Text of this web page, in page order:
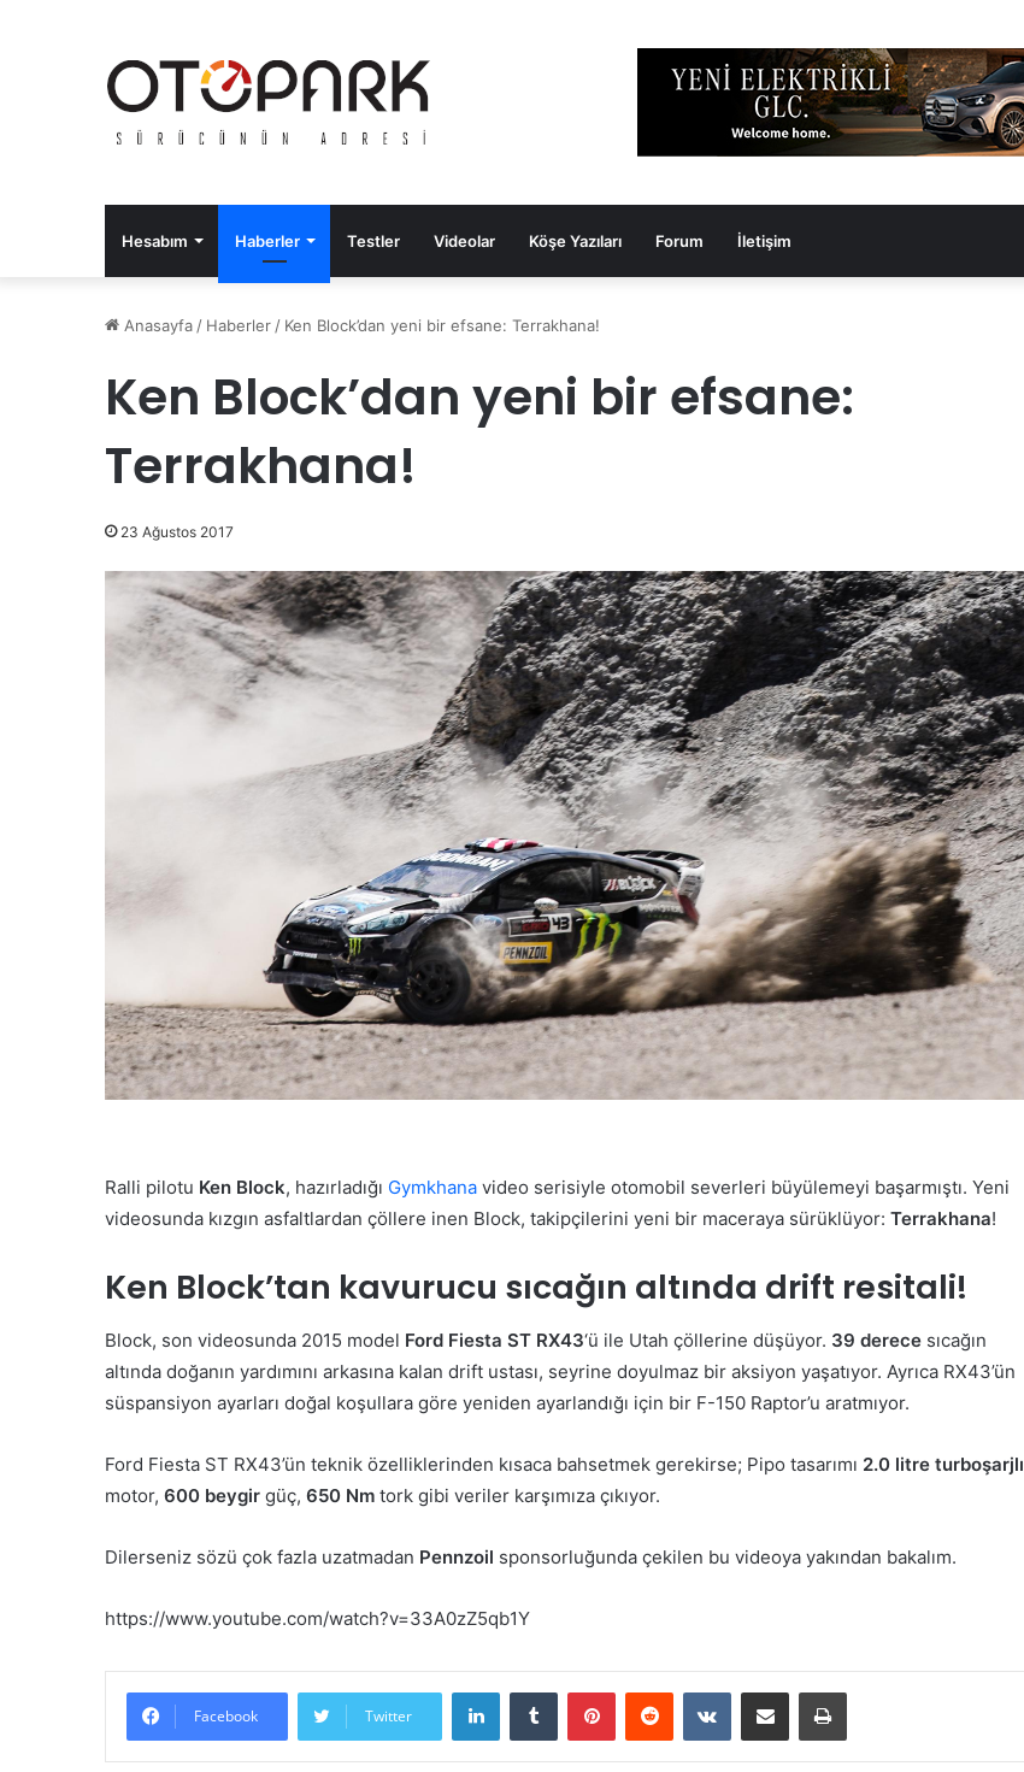
Hesabım Haberler Testler Videolar Köşe Yazıları Forum İletişim
Anasayfa / Haberler / Ken Block’dan yeni bir efsane: Terrakhana!
Ken Block’dan yeni bir efsane:
Terrakhana!
23 Ağustos 2017
Ralli pilotu Ken Block, hazırladığı Gymkhana video serisiyle otomobil severleri büyülemeyi başarmıştı. Yeni
videosunda kızgın asfaltlardan çöllere inen Block, takipçilerini yeni bir maceraya sürüklüyor: Terrakhana!
Ken Block’tan kavurucu sıcağın altında drift resitali!
Block, son videosunda 2015 model Ford Fiesta ST RX43‘ü ile Utah çöllerine düşüyor. 39 derece sıcağın
altında doğanın yardımını arkasına kalan drift ustası, seyrine doyulmaz bir aksiyon yaşatıyor. Ayrıca RX43’ün
süspansiyon ayarları doğal koşullara göre yeniden ayarlandığı için bir F-150 Raptor’u aratmıyor.
Ford Fiesta ST RX43’ün teknik özelliklerinden kısaca bahsetmek gerekirse; Pipo tasarımı 2.0 litre turboşarjlı
motor, 600 beygir güç, 650 Nm tork gibi veriler karşımıza çıkıyor.
Dilerseniz sözü çok fazla uzatmadan Pennzoil sponsorluğunda çekilen bu videoya yakından bakalım.
https://www.youtube.com/watch?v=33A0zZ5qb1Y
Facebook Twitter